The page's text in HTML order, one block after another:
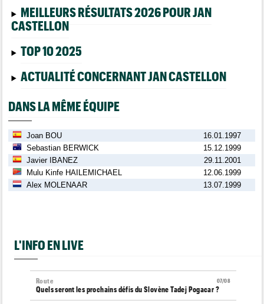
MEILLEURS RÉSULTATS 2026 POUR JAN
CASTELLON
TOP 10 2025
ACTUALITÉ CONCERNANT JAN CASTELLON
DANS LA MÊME ÉQUIPE
Joan BOU
16.01.1997
Sebastian BERWICK
15.12.1999
Javier IBANEZ
29.11.2001
Mulu Kinfe HAILEMICHAEL
12.06.1999
Alex MOLENAAR
13.07.1999
L'INFO EN LIVE
07/08
Route
Quels seront les prochains défis du Slovène Tadej Pogacar ?